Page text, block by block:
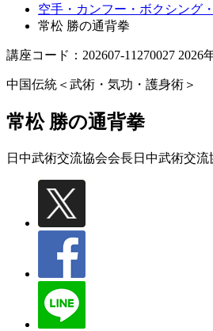
空手・カンフー・ボクシング
常松 勝の通背拳
講座コード：202607-11270027 2026
中国伝統＜武術・気功・護身術＞
常松 勝の通背拳
日中武術交流協会会長日中武術交